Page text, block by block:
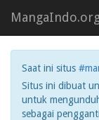
Saat ini situs
Situs ini dibuat
untuk
sebagai